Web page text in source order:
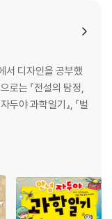
서 디자인을 공부했
로는 『전설의 탐정,
두야 과학일기』, 『벌